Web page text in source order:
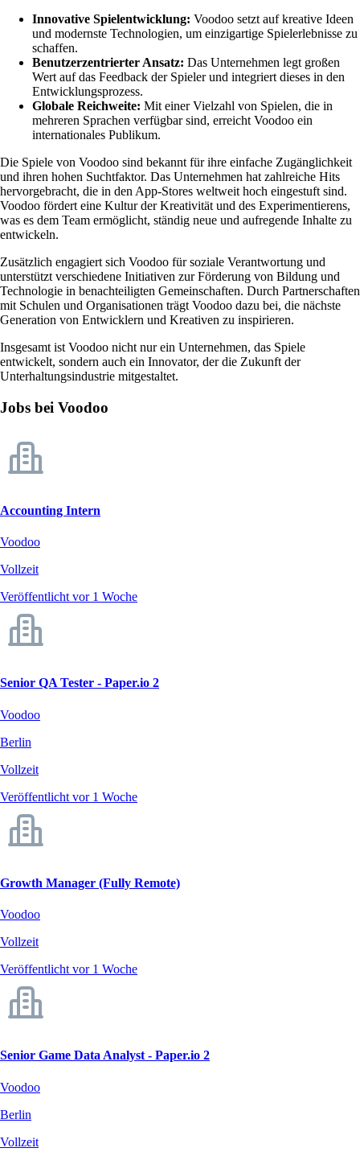
Innovative Spielentwicklung: Voodoo setzt auf kreative Ideen
und modernste Technologien, um einzigartige Spielerlebnisse zu
schaffen.
Benutzerzentrierter Ansatz: Das Unternehmen legt großen
Wert auf das Feedback der Spieler und integriert dieses in den
Entwicklungsprozess.
Globale Reichweite: Mit einer Vielzahl von Spielen, die in
mehreren Sprachen verfügbar sind, erreicht Voodoo ein
internationales Publikum.
Die Spiele von Voodoo sind bekannt für ihre einfache Zugänglichkeit
und ihren hohen Suchtfaktor. Das Unternehmen hat zahlreiche Hits
hervorgebracht, die in den App-Stores weltweit hoch eingestuft sind.
Voodoo fördert eine Kultur der Kreativität und des Experimentierens,
was es dem Team ermöglicht, ständig neue und aufregende Inhalte zu
entwickeln.
Zusätzlich engagiert sich Voodoo für soziale Verantwortung und
unterstützt verschiedene Initiativen zur Förderung von Bildung und
Technologie in benachteiligten Gemeinschaften. Durch Partnerschaften
mit Schulen und Organisationen trägt Voodoo dazu bei, die nächste
Generation von Entwicklern und Kreativen zu inspirieren.
Insgesamt ist Voodoo nicht nur ein Unternehmen, das Spiele
entwickelt, sondern auch ein Innovator, der die Zukunft der
Unterhaltungsindustrie mitgestaltet.
Jobs bei Voodoo
Accounting Intern
Voodoo
Vollzeit
Veröffentlicht vor 1 Woche
Senior QA Tester - Paper.io 2
Voodoo
Berlin
Vollzeit
Veröffentlicht vor 1 Woche
Growth Manager (Fully Remote)
Voodoo
Vollzeit
Veröffentlicht vor 1 Woche
Senior Game Data Analyst - Paper.io 2
Voodoo
Berlin
Vollzeit